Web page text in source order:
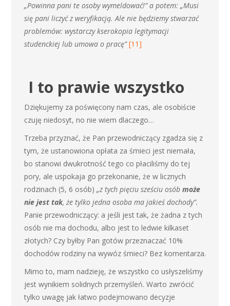
„Powinna pani te osoby wymeldować!” a potem: „Musi
się pani liczyć z weryfikacją. Ale nie będziemy stwarzać
problemów: wystarczy kserokopia legitymacji
studenckiej lub umowa o pracę” [11]
I to prawie wszystko
Dziękujemy za poświęcony nam czas, ale osobiście
czuję niedosyt, no nie wiem dlaczego…
Trzeba przyznać, że Pan przewodniczący zgadza się z
tym, że ustanowiona opłata za śmieci jest niemała,
bo stanowi dwukrotność tego co płaciliśmy do tej
pory, ale uspokaja go przekonanie, że w licznych
rodzinach (5, 6 osób) „z tych pięciu sześciu osób może
nie jest tak, że tylko jedna osoba ma jakieś dochody”.
Panie przewodniczący: a jeśli jest tak, że żadna z tych
osób nie ma dochodu, albo jest to ledwie kilkaset
złotych? Czy byłby Pan gotów przeznaczać 10%
dochodów rodziny na wywóz śmieci? Bez komentarza.
Mimo to, mam nadzieję, że wszystko co usłyszeliśmy
jest wynikiem solidnych przemyśleń. Warto zwrócić
tylko uwagę jak łatwo podejmowano decyzje